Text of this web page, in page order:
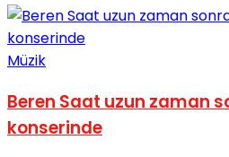
Müzik
Beren Saat uzun zaman
konserinde